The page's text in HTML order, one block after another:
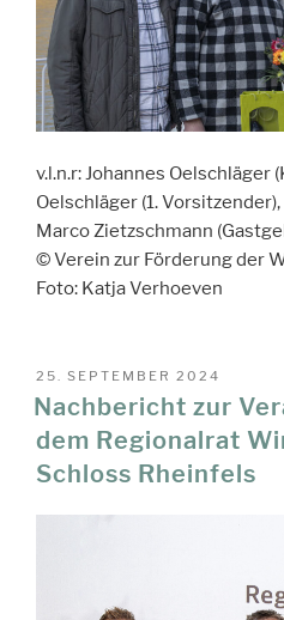
v.l.n.r: Johannes Oelschläger
Oelschläger (1.
Marco Zietzschmann
© Verein zur Förderung der
Foto: Katja Verhoeven
VERÖFFENTLICHT
AM
25. SEPTEMBER 2024
Nachbericht zur
dem Regionalrat
Schloss Rheinfels